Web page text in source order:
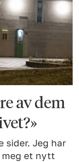
av dem
sider. Jeg har
meg et nytt